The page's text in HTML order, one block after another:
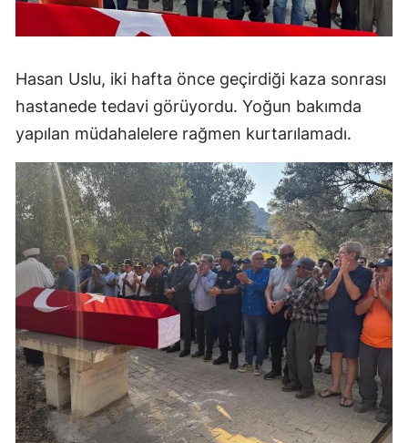
Hasan Uslu, iki hafta önce geçirdiği kaza sonrası
hastanede tedavi görüyordu. Yoğun bakımda
yapılan müdahalelere rağmen kurtarılamadı.